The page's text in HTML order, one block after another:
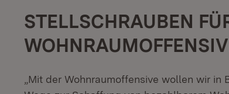
STELLSCHRAUBEN
„Mit der Wohnraumoffensive wollen wir